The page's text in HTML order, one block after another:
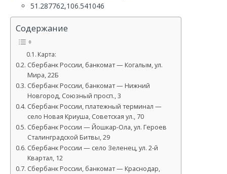
51.287762,106.541046
Содержание
Карта:
Сбербанк России, банкомат — Когалым, ул.
Мира, 22Б
Сбербанк России, банкомат — Нижний
Новгород, Союзный просп., 3
Сбербанк России, платежный терминал —
село Новая Криуша, Советская ул., 70
Сбербанк России — Йошкар-Ола, ул. Героев
Сталинградской Битвы, 29
Сбербанк России — село Зеленец, ул. 2-й
Квартал, 12
Сбербанк России, банкомат — Краснодар,